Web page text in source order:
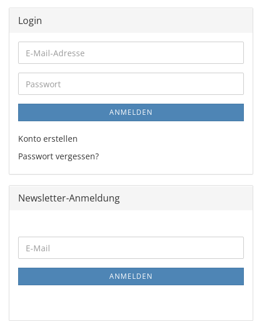
Login
E-
Mail-
Adresse
Passwort
ANMELDEN
Konto erstellen
Passwort vergessen?
Newsletter-Anmeldung
ZUR
NEWSLETTER-
E-
Mail
ANMELDEN